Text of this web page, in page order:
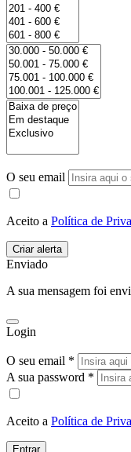
O seu email
Aceito a Política de
Enviado
A sua mensagem foi
Login
O seu email *
A sua password *
Aceito a Política de
Entrar